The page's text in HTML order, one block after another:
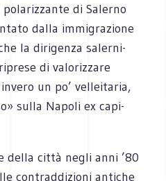
di Salerno
dalla immi­gra­zione
la diri­genza saler­ni­
di valo­riz­zare
un po’ vel­lei­ta­ria,
sulla Napoli ex capi­
della città negli anni ’80
con­trad­di­zioni anti­che